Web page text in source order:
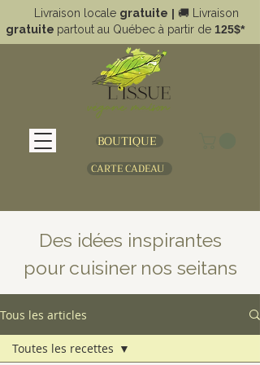
BOUTIQUE
Livraison locale gratuite | 🚚
Livraison
gratuite partout au Québec à partir de 125$*
CARTE CADEAU
Des idées inspirantes
pour cuisiner nos seitans
Tous les articles
Toutes les recettes